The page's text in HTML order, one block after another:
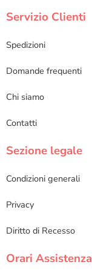
Servizio Clienti
Spedizioni
Domande frequenti
Chi siamo
Contatti
Sezione legale
Condizioni generali
Privacy
Diritto di Recesso
Orari Assistenza